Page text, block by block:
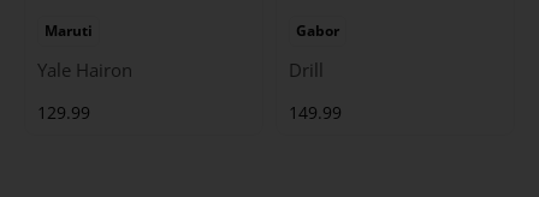
Maruti
Yale Hairon
129.99
Gabor
Drill
149.99